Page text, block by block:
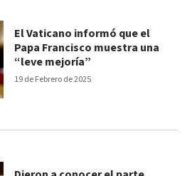
19 de Febrero de 2025
El Vaticano informó que el
Papa Francisco muestra una
“leve mejoría”